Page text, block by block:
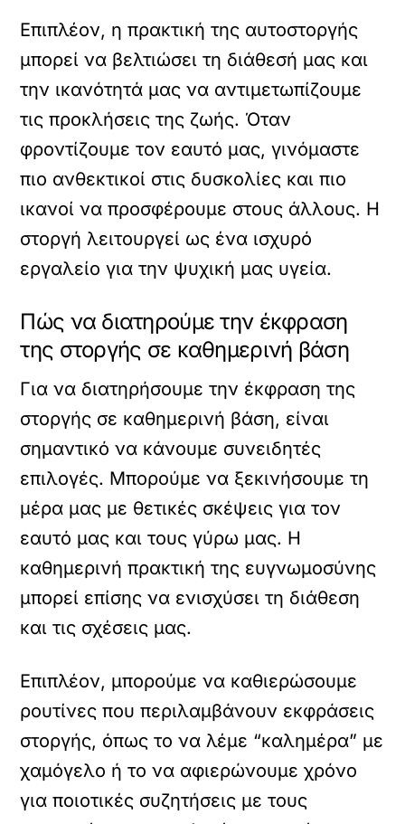
Επιπλέον, η πρακτική της αυτοστοργής
μπορεί να βελτιώσει τη διάθεσή μας και
την ικανότητά μας να αντιμετωπίζουμε
τις προκλήσεις της ζωής. Όταν
φροντίζουμε τον εαυτό μας, γινόμαστε
πιο ανθεκτικοί στις δυσκολίες και πιο
ικανοί να προσφέρουμε στους άλλους. Η
στοργή λειτουργεί ως ένα ισχυρό
εργαλείο για την ψυχική μας υγεία.
Πώς να διατηρούμε την έκφραση
της στοργής σε καθημερινή βάση
Για να διατηρήσουμε την έκφραση της
στοργής σε καθημερινή βάση, είναι
σημαντικό να κάνουμε συνειδητές
επιλογές. Μπορούμε να ξεκινήσουμε τη
μέρα μας με θετικές σκέψεις για τον
εαυτό μας και τους γύρω μας. Η
καθημερινή πρακτική της ευγνωμοσύνης
μπορεί επίσης να ενισχύσει τη διάθεση
και τις σχέσεις μας.
Επιπλέον, μπορούμε να καθιερώσουμε
ρουτίνες που περιλαμβάνουν εκφράσεις
στοργής, όπως το να λέμε “καλημέρα” με
χαμόγελο ή το να αφιερώνουμε χρόνο
για ποιοτικές συζητήσεις με τους